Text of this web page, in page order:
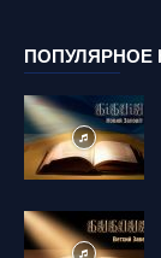
ПОПУЛЯРНОЕ